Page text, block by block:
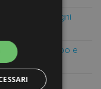
dove ogni
per il corpo e